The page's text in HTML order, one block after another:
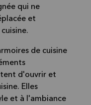
qui ne
et
de cuisine
d'ouvrir et
Elles
et à l'ambiance